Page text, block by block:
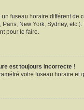
un fuseau horaire différent
New York, Sydney,
pour le faire.
est toujours incorrecte !
votre fuseau horaire